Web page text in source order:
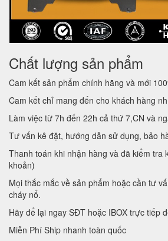
Chất lượng sản phẩm
Cam kết sản phẩm chính hãng và mới
Cam kết chỉ mang đến cho khách hàng
Làm việc từ 7h đến 22h cả thứ 7,CN và
Tư vấn kê đặt, hướng dẫn sử dụng, bảo
Thanh toán khi nhận hàng và đã kiểm tra
khoản)
Mọi thắc mắc về sản phẩm hoặc cần tư
cháy nổ.
Hãy để lại ngay SĐT hoặc IBOX trực tiếp
Miễn Phí Ship nhanh toàn quốc